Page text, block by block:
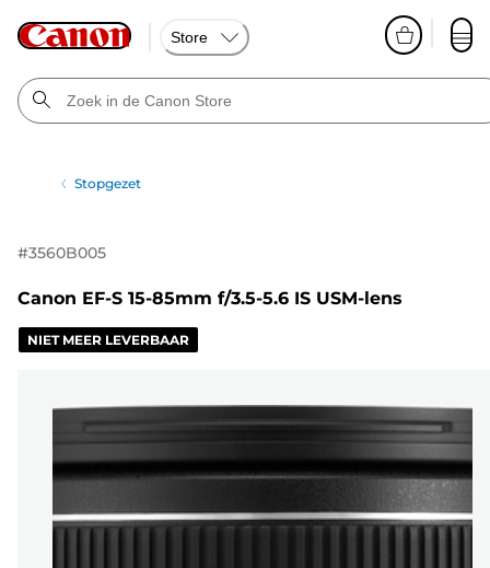
Store
Stopgezet
#3560B005
Canon EF-S 15-85mm f/3.5-5.6 IS USM-lens
NIET MEER LEVERBAAR